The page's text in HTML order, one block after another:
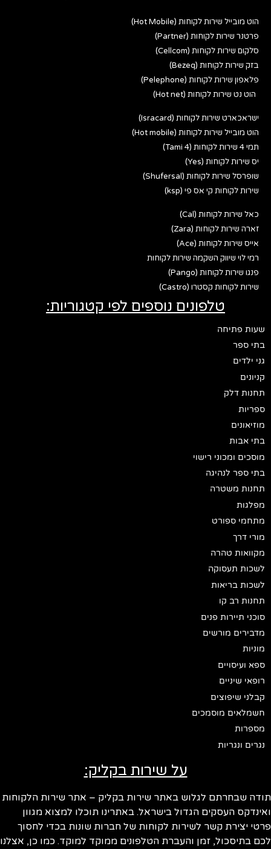
הוט מובייל שירות לקוחות (Hot Mobile)
פרטנר שירות לקוחות (Partner)
סלקום שירות לקוחות (Cellcom)
בזק שירות לקוחות (Bezeq)
פלאפון שירות לקוחות (Pelephone)
הוט נט שירות לקוחות (Hot net)
ישראכארט שירות לקוחות (Isracard)
הוט מובייל שירות לקוחות (Hot mobile)
תמי 4 שירות לקוחות (Tami 4)
יס שירות לקוחות (Yes)
שופרסל שירות לקוחות (Shufersal)
שירות לקוחות קי אס פי (ksp)
כאל שירות לקוחות (Cal)
זארה שירות לקוחות (Zara)
אייס שירות לקוחות (Ace)
רמי לוי שיווק השקמה שירות לקוחות
פנגו שירות לקוחות (Pango)
שירות לקוחות קסטרו (Castro)
טלפונים נוספים לפי קטגוריות:
שעות פתיחה
בתי ספר
גני ילדים
קניונים
תחנות דלק
ספריות
מוזיאונים
בתי אבות
מוסכים ומכוני רישוי
בתי ספר לנהיגה
תחנות משטרה
מפלגות
מתחמי ספורט
מורי דרך
מקוואות טהרה
לשכות תעסוקה
לשכות בריאות
תחנות רב קו
סוכני תיירות פנים
מדבירים מורשים
מוניות
ספא ועיסויים
רופאי שיניים
קבלני שיפוצים
חשמלאים מוסמכים
מספרות
נגרים ונגריות
על שירות בקליק:
תודה שבחרתם לגלוש באתר שירות בקליק – אתר שירות הלקוחות
ואינדקס העסקים הגדול בישראל. באתרינו תוכלו למצוא מגוון
פרטי יצירת קשר לשירות לקוחות של חברות שונות בכדי לחסוך
לכם בתיסכול, זמן והעברת הטלפונים ממוקד למוקד. כמו כן, אצלנו